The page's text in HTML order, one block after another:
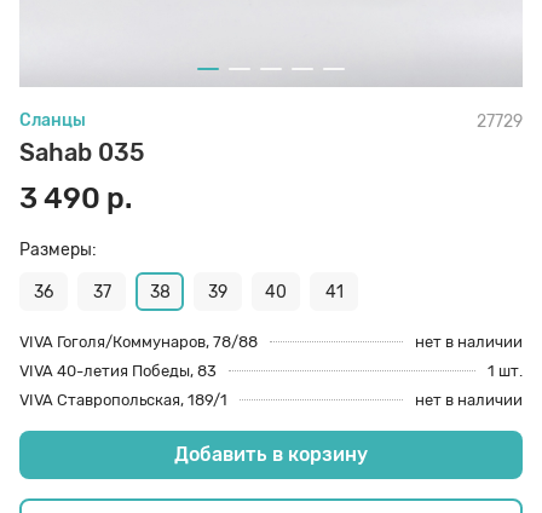
Сланцы 27729
Sahab 035
3 490 р.
Размеры:
36 37 38 39 40 41
VIVA Гоголя/Коммунаров, 78/88
нет в наличии
VIVA 40-летия Победы, 83
1 шт.
VIVA Ставропольская, 189/1
нет в наличии
Добавить в корзину
8 den
Полустельки
Пропитка
Пяткоудерживатели
Растяжитель и Очиститель